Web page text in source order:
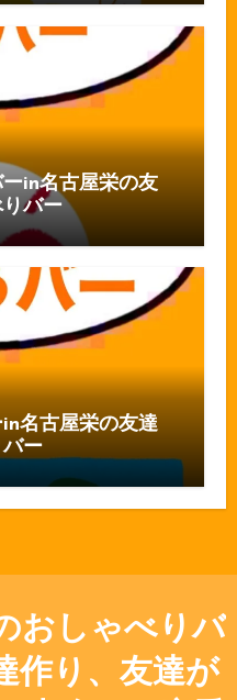
in名古屋栄の友
バー
名古屋栄の友達
ー
おしゃべりバ
作り、友達が